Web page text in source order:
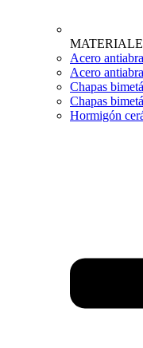
Acero
Acero
Chapas
Chapas
Hormigón